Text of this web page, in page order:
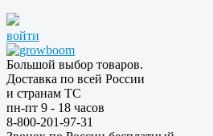
войти
Большой выбор товаров.
Доставка по всей России
и странам ТС
пн-пт 9 - 18 часов
8-800-201-97-31